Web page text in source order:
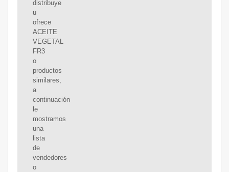
distribuye
u
ofrece
ACEITE
VEGETAL
FR3
o
productos
similares,
a
continuación
le
mostramos
una
lista
de
vendedores
o